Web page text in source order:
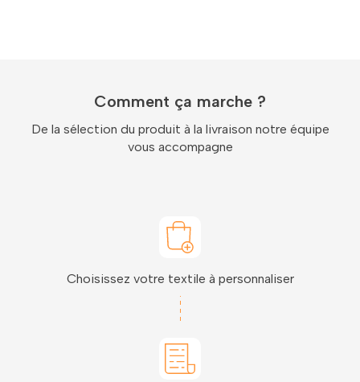
Comment ça marche ?
De la sélection du produit à la livraison notre équipe
vous accompagne
Choisissez votre textile à personnaliser